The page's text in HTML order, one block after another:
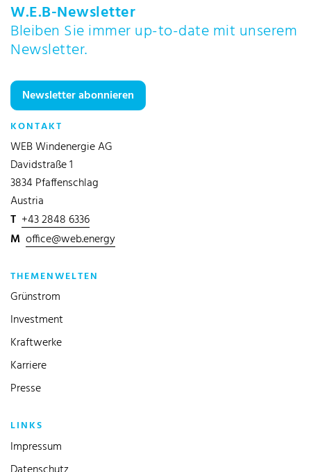
W.E.B-Newsletter
Bleiben Sie immer up-to-date mit unserem
Newsletter.
Newsletter abonnieren
KONTAKT
WEB Windenergie AG
Davidstraße 1
3834 Pfaffenschlag
Austria
T +43 2848 6336
M office@web.energy
THEMENWELTEN
Grünstrom
Investment
Kraftwerke
Karriere
Presse
LINKS
Impressum